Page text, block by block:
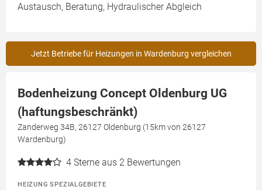
Austausch, Beratung, Hydraulischer Abgleich
Jetzt Betriebe für Heizungen in Wardenburg vergleichen
Bodenheizung Concept Oldenburg UG
(haftungsbeschränkt)
Zanderweg 34B, 26127 Oldenburg (15km von 26127
Wardenburg)
4 Sterne aus 2 Bewertungen
HEIZUNG SPEZIALGEBIETE